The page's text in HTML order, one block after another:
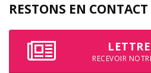
RESTONS EN CONTACT
RECEVOIR